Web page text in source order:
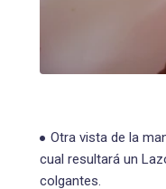
Otra vista de la
cual resultará un
colgantes.